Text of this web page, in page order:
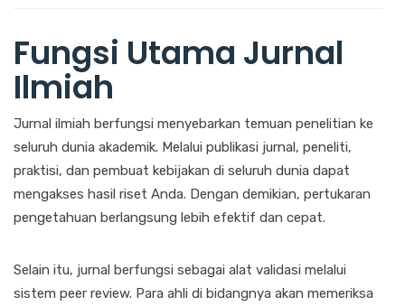
Fungsi Utama Jurnal
Ilmiah
Jurnal ilmiah berfungsi menyebarkan temuan penelitian ke
seluruh dunia akademik. Melalui publikasi jurnal, peneliti,
praktisi, dan pembuat kebijakan di seluruh dunia dapat
mengakses hasil riset Anda. Dengan demikian, pertukaran
pengetahuan berlangsung lebih efektif dan cepat.
Selain itu, jurnal berfungsi sebagai alat validasi melalui
sistem peer review. Para ahli di bidangnya akan memeriksa